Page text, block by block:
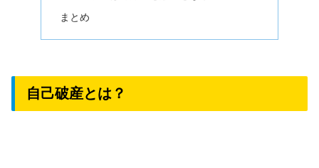
まとめ
自己破産とは？